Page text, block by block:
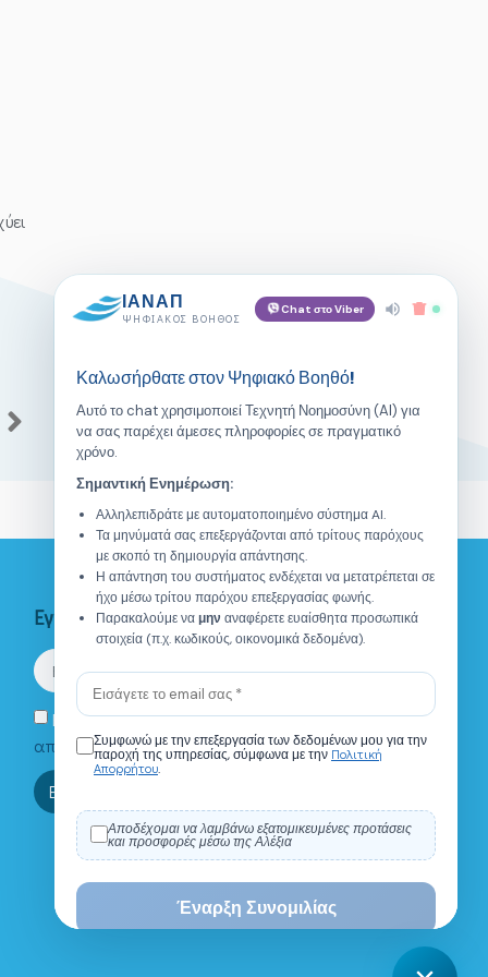
Εγγραφείτε στο Newsletter
Eνημερώθηκα για τηνπολιτική
απορρήτου.
Εγγραφή
ΙΑΝΑΠ
ΨΗΦΙΑΚΌΣ ΒΟΗΘΌΣ
Chat στο Viber
Καλωσήρθατε στον Ψηφιακό Βοηθό!
Αυτό το chat χρησιμοποιεί Τεχνητή Νοημοσύνη (AI) για
να σας παρέχει άμεσες πληροφορίες σε πραγματικό
χρόνο.
Σημαντική Ενημέρωση:
Αλληλεπιδράτε με αυτοματοποιημένο σύστημα AI.
Τα μηνύματά σας επεξεργάζονται από τρίτους παρόχους
με σκοπό τη δημιουργία απάντησης.
Η απάντηση του συστήματος ενδέχεται να μετατρέπεται σε
ήχο μέσω τρίτου παρόχου επεξεργασίας φωνής.
Παρακαλούμε ναμην αναφέρετε ευαίσθητα προσωπικά
στοιχεία (π.χ. κωδικούς, οικονομικά δεδομένα).
Συμφωνώ με την επεξεργασία των δεδομένων μου για την
παροχή της υπηρεσίας, σύμφωνα με την Πολιτική
Απορρήτου.
Αποδέχομαι να λαμβάνω εξατομικευμένες προτάσεις
και προσφορές μέσω της Αλέξια
Έναρξη Συνομιλίας
Τι είναι το ΙΑΝΑΠ?
0 / 150
Powered byFlowgeek